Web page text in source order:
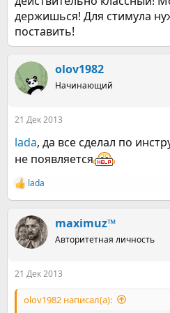
держишься! Для стимула
поставить!
olov1982
Начинающий
21 Дек 2013
lada, да все сделал по
не появляется
Р
е
к
ц
и
lada
maximuz™
Авторитетная личность
21 Дек 2013
olov1982 написал(а):